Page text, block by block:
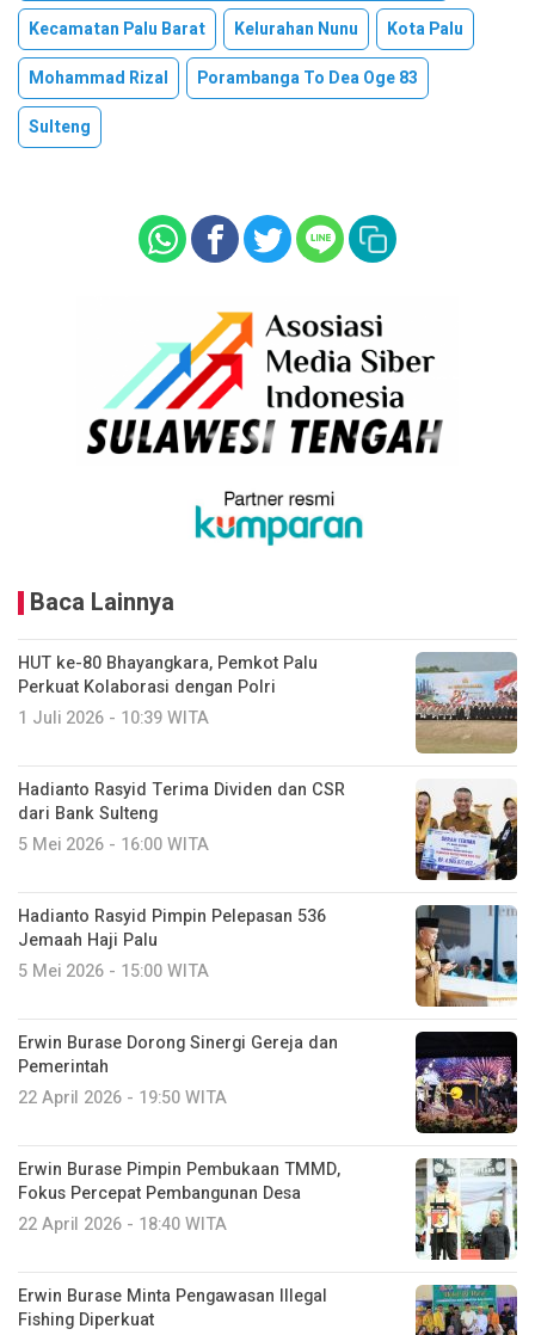
Kecamatan Palu Barat Kelurahan Nunu
Kota Palu
Mohammad Rizal
Porambanga To Dea Oge 83
Sulteng
Baca Lainnya
HUT ke-80 Bhayangkara, Pemkot Palu
Perkuat Kolaborasi dengan Polri
1 Juli 2026 - 10:39 WITA
Hadianto Rasyid Terima Dividen dan CSR
dari Bank Sulteng
5 Mei 2026 - 16:00 WITA
Hadianto Rasyid Pimpin Pelepasan 536
Jemaah Haji Palu
5 Mei 2026 - 15:00 WITA
Erwin Burase Dorong Sinergi Gereja dan
Pemerintah
22 April 2026 - 19:50 WITA
Erwin Burase Pimpin Pembukaan TMMD,
Fokus Percepat Pembangunan Desa
22 April 2026 - 18:40 WITA
Erwin Burase Minta Pengawasan Illegal
Fishing Diperkuat